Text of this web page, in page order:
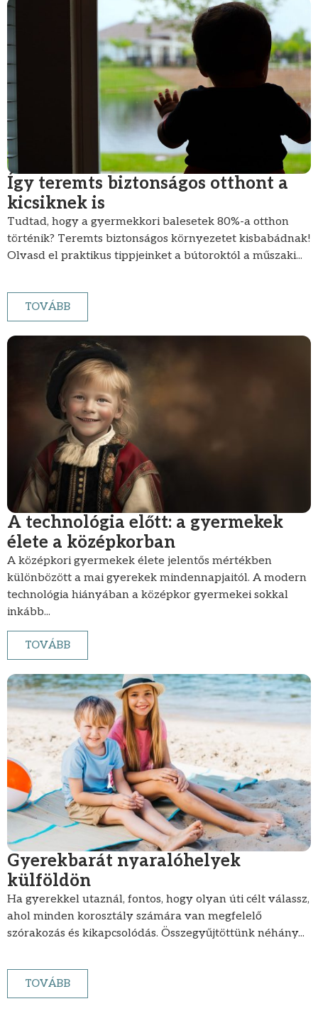
Így teremts biztonságos otthont a
kicsiknek is
Tudtad, hogy a gyermekkori balesetek 80%-a otthon
történik? Teremts biztonságos környezetet kisbabádnak!
Olvasd el praktikus tippjeinket a bútoroktól a műszaki...
TOVÁBB
A technológia előtt: a gyermekek
élete a középkorban
A középkori gyermekek élete jelentős mértékben
különbözött a mai gyerekek mindennapjaitól. A modern
technológia hiányában a középkor gyermekei sokkal
inkább...
TOVÁBB
Gyerekbarát nyaralóhelyek
külföldön
Ha gyerekkel utaznál, fontos, hogy olyan úti célt válassz,
ahol minden korosztály számára van megfelelő
szórakozás és kikapcsolódás. Összegyűjtöttünk néhány...
TOVÁBB